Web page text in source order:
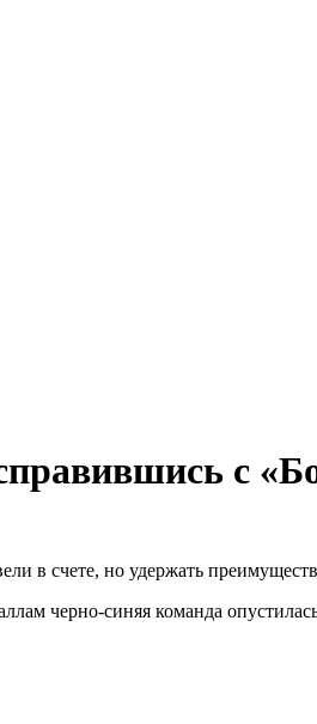
с
в счете, но удержать
черно-синяя команда